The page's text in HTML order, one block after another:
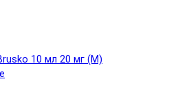
10 мл 20 мг (М)